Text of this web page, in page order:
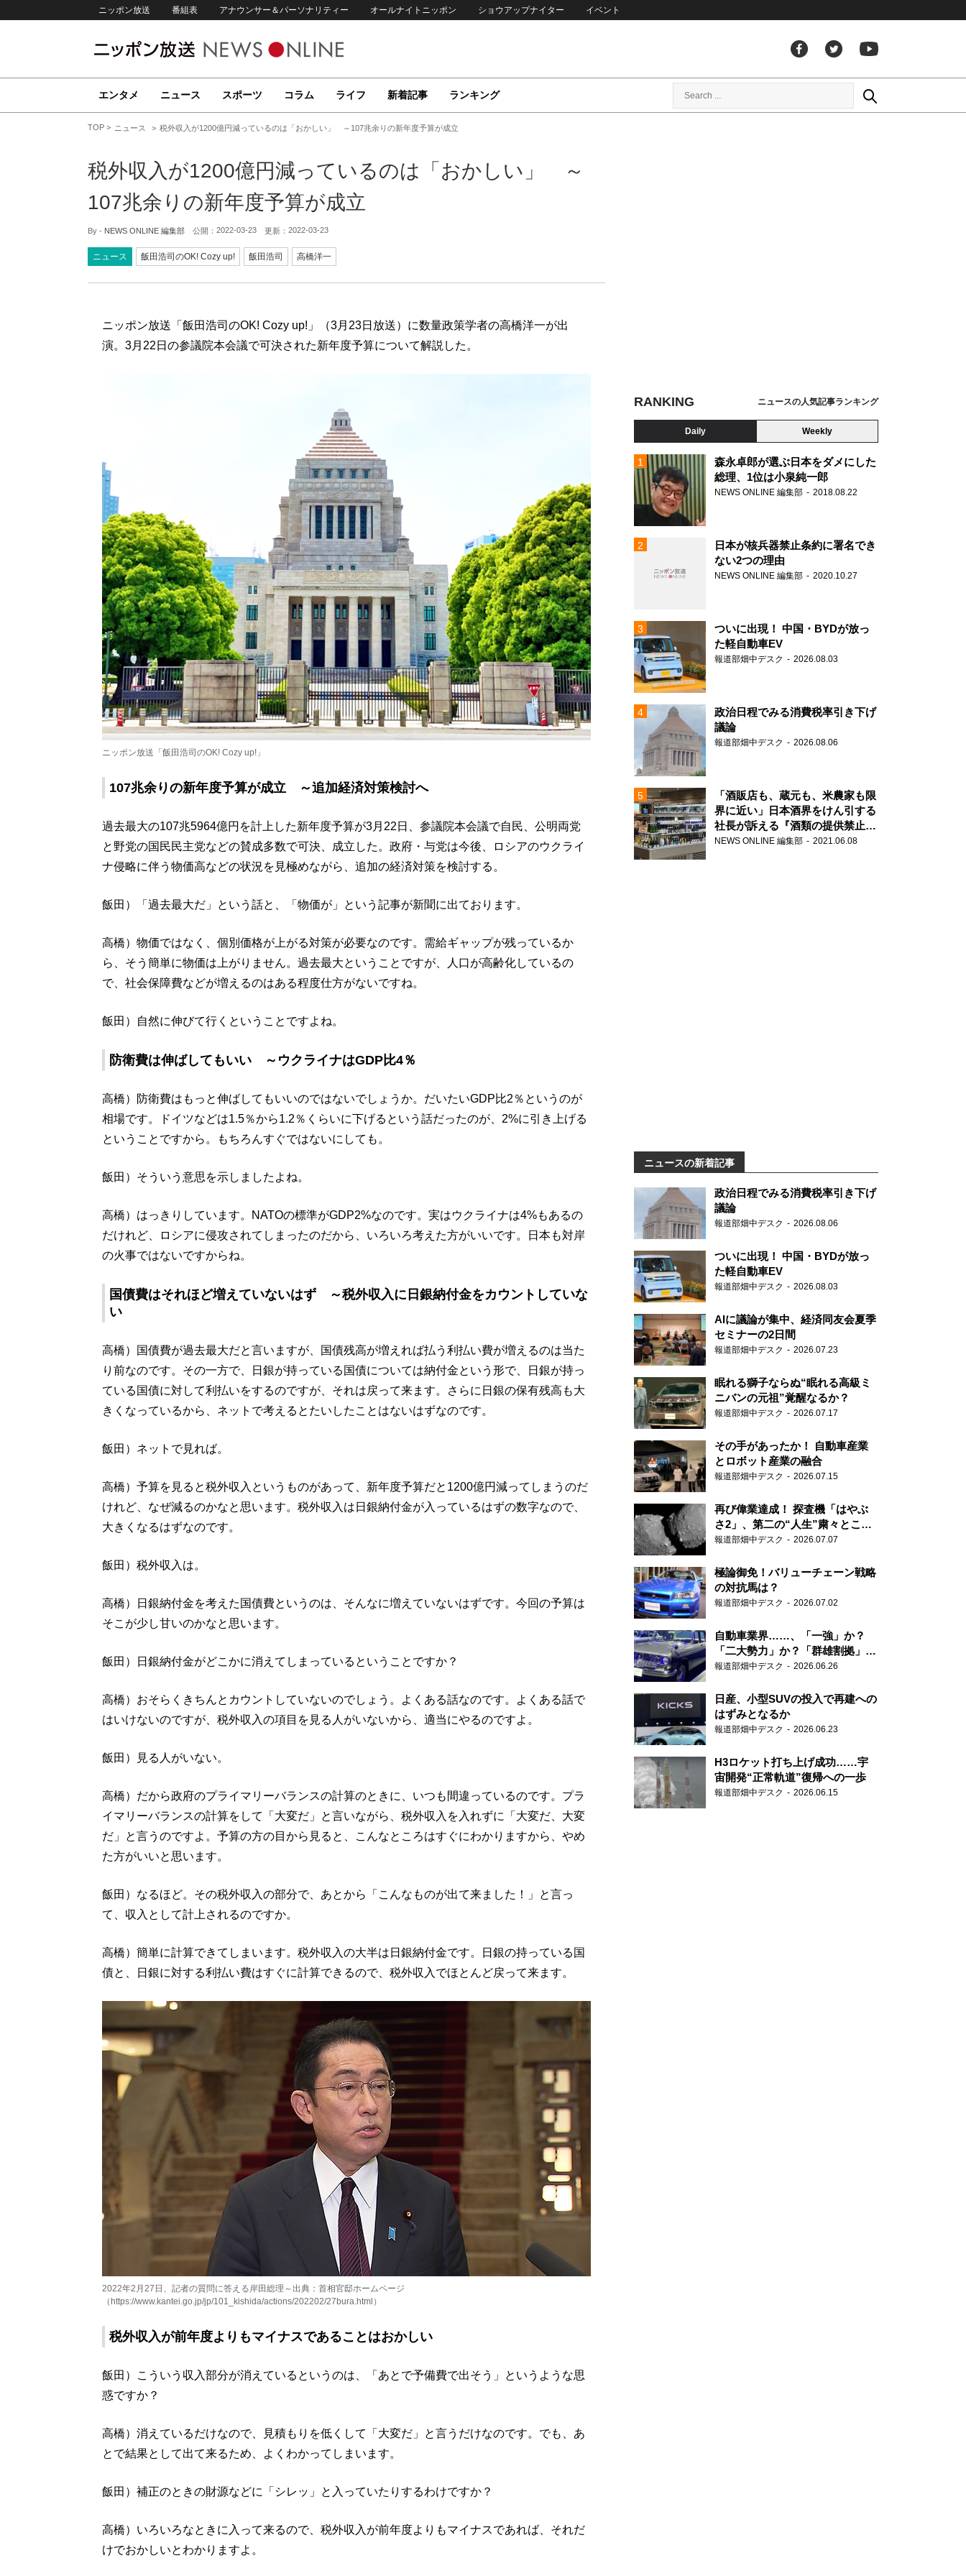
ニッポン放送 番組表 アナウンサー＆パーソナリティー オールナイトニッポン ショウアップナイター イベント
エンタメ ニュース スポーツ コラム ライフ 新着記事 ランキング
TOP ニュース 税外収入が1200億円減っているのは「おかしい」 ～107兆余りの新年度予算が成立
税外収入が1200億円減っているのは「おかしい」 ～
107兆余りの新年度予算が成立
By - NEWS ONLINE 編集部 公開： 2022-03-23 更新： 2022-03-23
ニュース 飯田浩司のOK! Cozy up! 飯田浩司 高橋洋一
ニッポン放送「飯田浩司のOK! Cozy up!」（3月23日放送）に数量政策学者の高橋洋一が出
演。3月22日の参議院本会議で可決された新年度予算について解説した。
ニッポン放送「飯田浩司のOK! Cozy up!」
107兆余りの新年度予算が成立 ～追加経済対策検討へ
過去最大の107兆5964億円を計上した新年度予算が3月22日、参議院本会議で自民、公明両党
と野党の国民民主党などの賛成多数で可決、成立した。政府・与党は今後、ロシアのウクライ
ナ侵略に伴う物価高などの状況を見極めながら、追加の経済対策を検討する。
飯田）「過去最大だ」という話と、「物価が」という記事が新聞に出ております。
高橋）物価ではなく、個別価格が上がる対策が必要なのです。需給ギャップが残っているか
ら、そう簡単に物価は上がりません。過去最大ということですが、人口が高齢化しているの
で、社会保障費などが増えるのはある程度仕方がないですね。
飯田）自然に伸びて行くということですよね。
防衛費は伸ばしてもいい ～ウクライナはGDP比4％
高橋）防衛費はもっと伸ばしてもいいのではないでしょうか。だいたいGDP比2％というのが
相場です。ドイツなどは1.5％から1.2％くらいに下げるという話だったのが、2%に引き上げる
ということですから。もちろんすぐではないにしても。
飯田）そういう意思を示しましたよね。
高橋）はっきりしています。NATOの標準がGDP2%なのです。実はウクライナは4%もあるの
だけれど、ロシアに侵攻されてしまったのだから、いろいろ考えた方がいいです。日本も対岸
の火事ではないですからね。
国債費はそれほど増えていないはず ～税外収入に日銀納付金をカウントしていな
い
高橋）国債費が過去最大だと言いますが、国債残高が増えれば払う利払い費が増えるのは当た
り前なのです。その一方で、日銀が持っている国債については納付金という形で、日銀が持っ
ている国債に対して利払いをするのですが、それは戻って来ます。さらに日銀の保有残高も大
きくなっているから、ネットで考えるとたいしたことはないはずなのです。
飯田）ネットで見れば。
高橋）予算を見ると税外収入というものがあって、新年度予算だと1200億円減ってしまうのだ
けれど、なぜ減るのかなと思います。税外収入は日銀納付金が入っているはずの数字なので、
大きくなるはずなのです。
飯田）税外収入は。
高橋）日銀納付金を考えた国債費というのは、そんなに増えていないはずです。今回の予算は
そこが少し甘いのかなと思います。
飯田）日銀納付金がどこかに消えてしまっているということですか？
高橋）おそらくきちんとカウントしていないのでしょう。よくある話なのです。よくある話で
はいけないのですが、税外収入の項目を見る人がいないから、適当にやるのですよ。
飯田）見る人がいない。
高橋）だから政府のプライマリーバランスの計算のときに、いつも間違っているのです。プラ
イマリーバランスの計算をして「大変だ」と言いながら、税外収入を入れずに「大変だ、大変
だ」と言うのですよ。予算の方の目から見ると、こんなところはすぐにわかりますから、やめ
た方がいいと思います。
飯田）なるほど。その税外収入の部分で、あとから「こんなものが出て来ました！」と言っ
て、収入として計上されるのですか。
高橋）簡単に計算できてしまいます。税外収入の大半は日銀納付金です。日銀の持っている国
債と、日銀に対する利払い費はすぐに計算できるので、税外収入でほとんど戻って来ます。
2022年2月27日、記者の質問に答える岸田総理～出典：首相官邸ホームページ
（https://www.kantei.go.jp/jp/101_kishida/actions/202202/27bura.html）
税外収入が前年度よりもマイナスであることはおかしい
飯田）こういう収入部分が消えているというのは、「あとで予備費で出そう」というような思
惑ですか？
高橋）消えているだけなので、見積もりを低くして「大変だ」と言うだけなのです。でも、あ
とで結果として出て来るため、よくわかってしまいます。
飯田）補正のときの財源などに「シレッ」と入っていたりするわけですか？
高橋）いろいろなときに入って来るので、税外収入が前年度よりもマイナスであれば、それだ
けでおかしいとわかりますよ。
RANKING ニュースの人気記事ランキング
Daily Weekly
森永卓郎が選ぶ日本をダメにした
総理、1位は小泉純一郎
NEWS ONLINE 編集部 2018.08.22
日本が核兵器禁止条約に署名でき
ない2つの理由
NEWS ONLINE 編集部 2020.10.27
ついに出現！ 中国・BYDが放っ
た軽自動車EV
報道部畑中デスク 2026.08.03
政治日程でみる消費税率引き下げ
議論
報道部畑中デスク 2026.08.06
「酒販店も、蔵元も、米農家も限
界に近い」日本酒界をけん引する
社長が訴える『酒類の提供禁止』
策の大打撃
NEWS ONLINE 編集部 2021.06.08
ニュースの新着記事
政治日程でみる消費税率引き下げ
議論
報道部畑中デスク 2026.08.06
ついに出現！ 中国・BYDが放っ
た軽自動車EV
報道部畑中デスク 2026.08.03
AIに議論が集中、経済同友会夏季
セミナーの2日間
報道部畑中デスク 2026.07.23
眠れる獅子ならぬ“眠れる高級ミ
ニバンの元祖”覚醒なるか？
報道部畑中デスク 2026.07.17
その手があったか！ 自動車産業
とロボット産業の融合
報道部畑中デスク 2026.07.15
再び偉業達成！ 探査機「はやぶ
さ2」、第二の“人生”粛々とこな
す
報道部畑中デスク 2026.07.07
極論御免！バリューチェーン戦略
の対抗馬は？
報道部畑中デスク 2026.07.02
自動車業界……、「一強」か？
「二大勢力」か？「群雄割拠」
か？
報道部畑中デスク 2026.06.26
日産、小型SUVの投入で再建への
はずみとなるか
報道部畑中デスク 2026.06.23
H3ロケット打ち上げ成功……宇
宙開発“正常軌道”復帰への一歩
報道部畑中デスク 2026.06.15